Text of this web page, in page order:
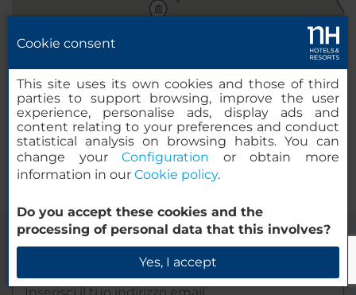
Iscriviti alla nostra newsletter
Cookie consent
This site uses its own cookies and those of third
parties to support browsing, improve the user
experience, personalise ads, display ads and
content relating to your preferences and conduct
statistical analysis on browsing habits. You can
change yourConfiguration or obtain more
information in our Cookie policy.
Do you accept these cookies and the
processing of personal data that this involves?
Yes, I accept